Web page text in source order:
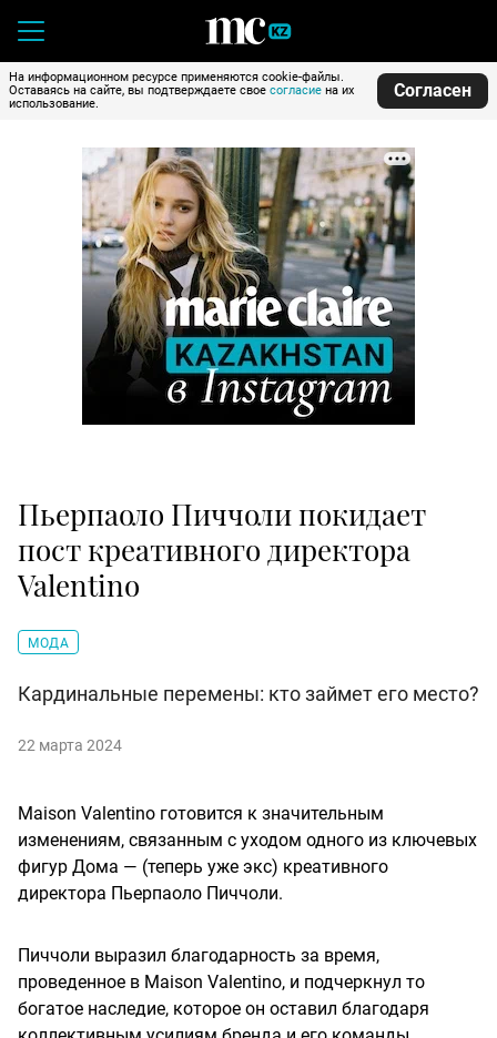
На информационном ресурсе применяются cookie-файлы.
Оставаясь на сайте, вы подтверждаете свое согласие на их
использование.
Согласен
Пьерпаоло Пиччоли покидает
пост креативного директора
Valentino
МОДА
Кардинальные перемены: кто займет его место?
22 марта 2024
Maison Valentino готовится к значительным
изменениям, связанным с уходом одного из ключевых
фигур Дома — (теперь уже экс) креативного
директора Пьерпаоло Пиччоли.
Пиччоли выразил благодарность за время,
проведенное в Maison Valentino, и подчеркнул то
богатое наследие, которое он оставил благодаря